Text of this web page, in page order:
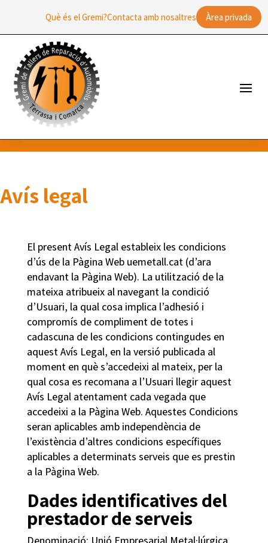
Què és el Gremi?Contacta amb nosaltres Àrea privada
Avís legal
El present Avís Legal estableix les condicions
d’ús de la Pàgina Web uemetall.cat (d’ara
endavant la Pàgina Web). La utilització de la
mateixa atribueix al navegant la condició
d’Usuari, la qual cosa implica l’adhesió i
compromís de compliment de totes i
cadascuna de les condicions contingudes en
aquest Avís Legal, en la versió publicada al
moment en què s’accedeixi al mateix, per la
qual cosa es recomana a l’Usuari llegir aquest
Avís Legal atentament cada vegada que
accedeixi a la Pàgina Web. Aquestes Condicions
seran aplicables amb independència de
l’existència d’altres condicions específiques
aplicables a determinats serveis que es prestin
a la Pàgina Web.
Dades identificatives del
prestador de serveis